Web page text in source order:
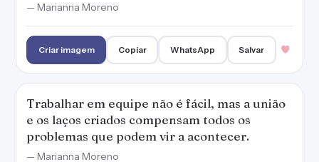
— Marianna Moreno
Criar imagem Copiar WhatsApp Salvar
Trabalhar em equipe não é fácil, mas a união
e os laços criados compensam todos os
problemas que podem vir a acontecer.
— Marianna Moreno